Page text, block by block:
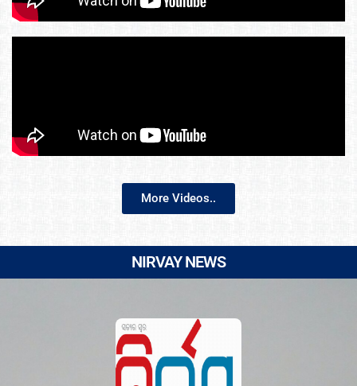
More Videos..
NIRVAY NEWS